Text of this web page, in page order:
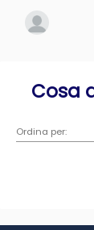
Cosa
Ordina per: